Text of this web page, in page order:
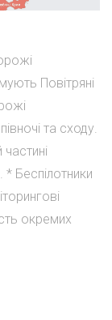
Повітряні
та сходу.
* Беспілотники
окремих